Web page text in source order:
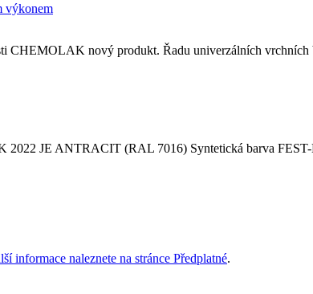
výkonem
CHEMOLAK nový produkt. Řadu univerzálních
JE ANTRACIT (RAL 7016) Syntetická barva
informace naleznete na stránce Předplatné.